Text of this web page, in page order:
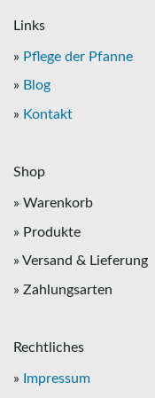
Links
» Pflege der Pfanne
» Blog
» Kontakt
Shop
» Warenkorb
» Produkte
» Versand & Lieferung
» Zahlungsarten
Rechtliches
» Impressum